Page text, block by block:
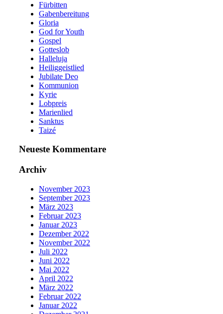
Fürbitten
Gabenbereitung
Gloria
God for Youth
Gospel
Gotteslob
Halleluja
Heiliggeistlied
Jubilate Deo
Kommunion
Kyrie
Lobpreis
Marienlied
Sanktus
Taizé
Neueste Kommentare
Archiv
November 2023
September 2023
März 2023
Februar 2023
Januar 2023
Dezember 2022
November 2022
Juli 2022
Juni 2022
Mai 2022
April 2022
März 2022
Februar 2022
Januar 2022